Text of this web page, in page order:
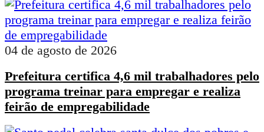
04 de agosto de 2026
Prefeitura certifica 4,6 mil trabalhadores pelo
programa treinar para empregar e realiza
feirão de empregabilidade